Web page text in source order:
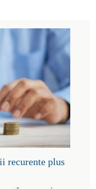
recurente plus